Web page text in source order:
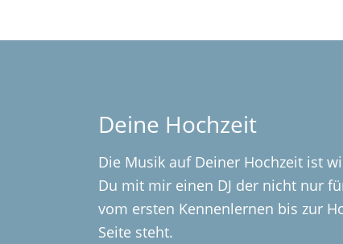
Deine Hochzeit
Die Musik auf Deiner Hochzeit ist
Du mit mir einen DJ der nicht nur
vom ersten Kennenlernen bis zur
Seite steht.